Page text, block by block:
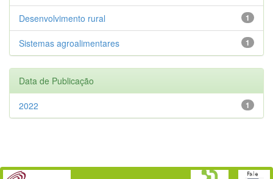
1
Desenvolvimento rural
1
Sistemas agroalimentares
Data de Publicação
1
2022